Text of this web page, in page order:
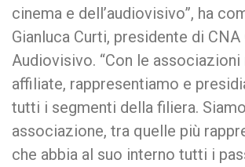
cinema e dell’audiovisivo”, ha
Gianluca Curti, presidente di CNA
Audiovisivo. “Con le associazioni
affiliate, rappresentiamo e
tutti i segmenti della filiera. Siamo
associazione, tra quelle più
che abbia al suo interno tutti i